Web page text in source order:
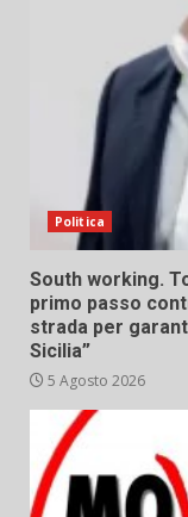
Politica
South working.
primo passo
strada per
Sicilia”
5 Agosto 2026